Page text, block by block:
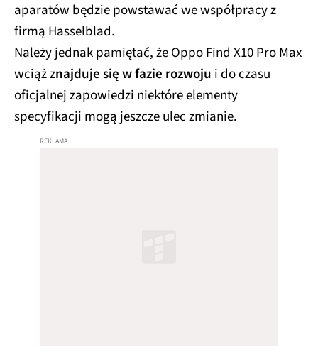
aparatów będzie powstawać we współpracy z
firmą Hasselblad.
Należy jednak pamiętać, że Oppo Find X10 Pro Max
wciąż znajduje się w fazie rozwoju i do czasu
oficjalnej zapowiedzi niektóre elementy
specyfikacji mogą jeszcze ulec zmianie.